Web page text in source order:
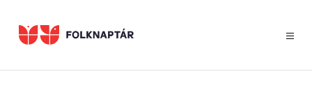
tartalomra